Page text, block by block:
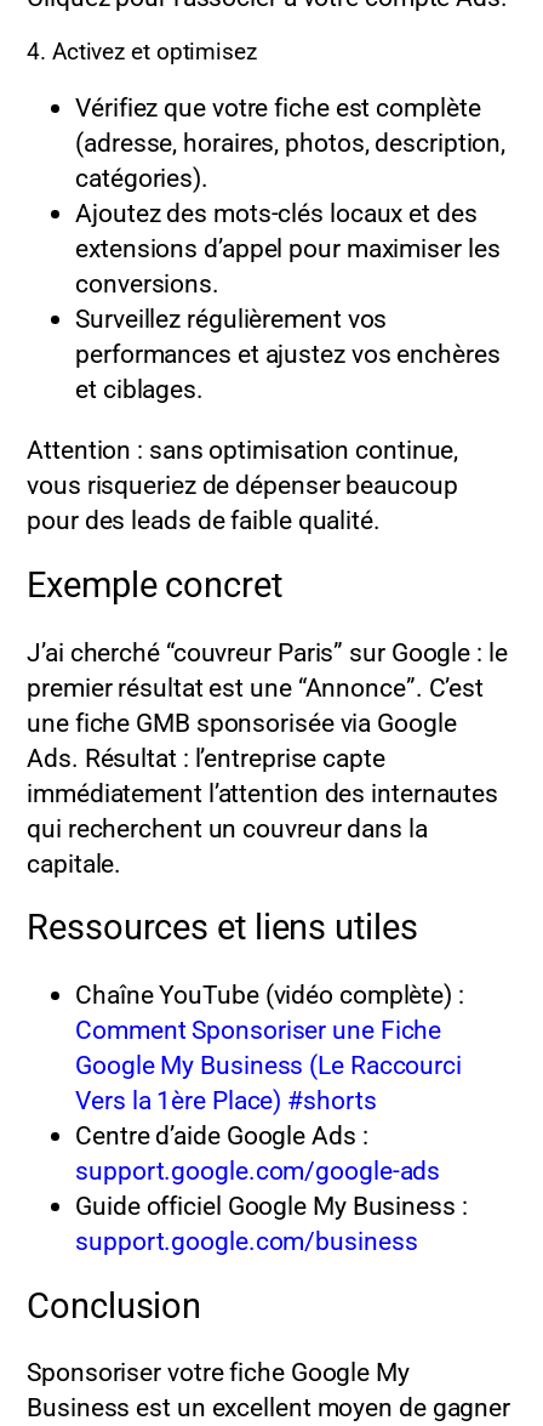
4. Activez et optimisez
Vérifiez que votre fiche est complète
(adresse, horaires, photos, description,
catégories).
Ajoutez des mots-clés locaux et des
extensions d’appel pour maximiser les
conversions.
Surveillez régulièrement vos
performances et ajustez vos enchères
et ciblages.
Attention : sans optimisation continue,
vous risqueriez de dépenser beaucoup
pour des leads de faible qualité.
Exemple concret
J’ai cherché “couvreur Paris” sur Google : le
premier résultat est une “Annonce”. C’est
une fiche GMB sponsorisée via Google
Ads. Résultat : l’entreprise capte
immédiatement l’attention des internautes
qui recherchent un couvreur dans la
capitale.
Ressources et liens utiles
Chaîne YouTube (vidéo complète) :
Comment Sponsoriser une Fiche
Google My Business (Le Raccourci
Vers la 1ère Place) #shorts
Centre d’aide Google Ads :
support.google.com/google-ads
Guide officiel Google My Business :
support.google.com/business
Conclusion
Sponsoriser votre fiche Google My
Business est un excellent moyen de gagner